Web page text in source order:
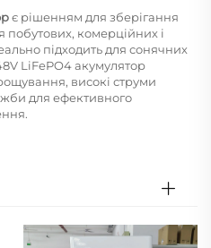
є рішенням для зберігання
побутових, комерційних і
підходить для сонячних
LiFePO4 акумулятор
високі струми
для ефективного